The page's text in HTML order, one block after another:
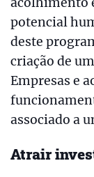
potencial
deste
criação de
Empresas e
associado a
Atrair